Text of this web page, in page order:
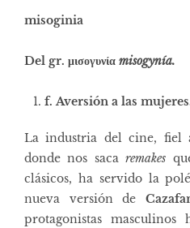
misoginia
Del gr. μισογυνία misogynía.
f. Aversión a las
La industria del cine, fiel
donde nos sacaremakes
clásicos, ha servido la
nueva versión de
protagonistas